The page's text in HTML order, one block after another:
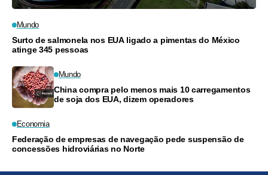
Mundo
Surto de salmonela nos EUA ligado a pimentas do México
atinge 345 pessoas
Mundo
China compra pelo menos mais 10 carregamentos
de soja dos EUA, dizem operadores
Economia
Federação de empresas de navegação pede suspensão de
concessões hidroviárias no Norte